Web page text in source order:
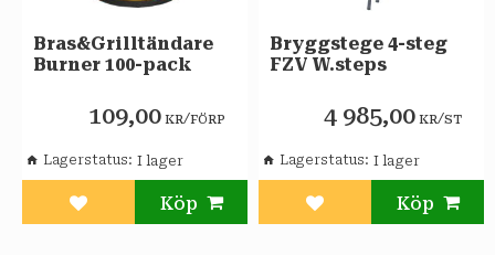
Bras&Grilltändare
Burner 100-pack
109,00 KR/FÖRP
Lägg till i favoriter
Lagerstatus
Bryggstege 4-steg
FZV W.steps
4 985,00 KR/ST
Lägg till i favoriter
Lagerstatus